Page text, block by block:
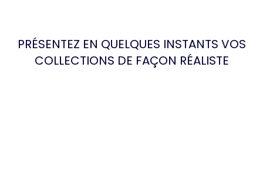
PRÉSENTEZ EN QUELQUES INSTANTS VOS
COLLECTIONS DE FAÇON RÉALISTE